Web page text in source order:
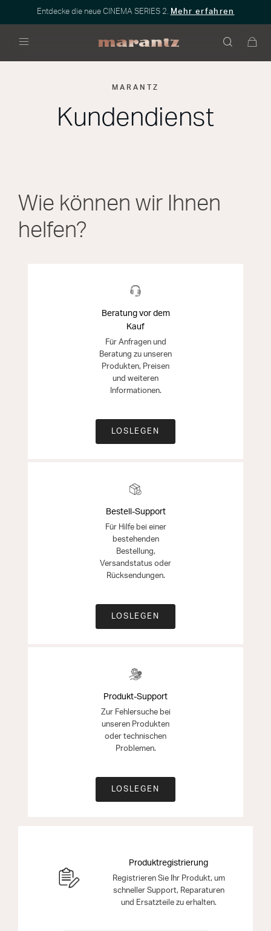
Entdecke die neue CINEMA SERIES 2. Mehr erfahren
MARANTZ
Kundendienst
Wie können wir Ihnen
helfen?
Beratung vor dem
Kauf
Für Anfragen und
Beratung zu unseren
Produkten, Preisen
und weiteren
Informationen.
LOSLEGEN
Bestell-Support
Für Hilfe bei einer
bestehenden
Bestellung,
Versandstatus oder
Rücksendungen.
LOSLEGEN
Produkt-Support
Zur Fehlersuche bei
unseren Produkten
oder technischen
Problemen.
LOSLEGEN
Produktregistrierung
Registrieren Sie Ihr Produkt, um
schneller Support, Reparaturen
und Ersatzteile zu erhalten.